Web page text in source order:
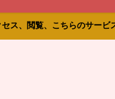
ス、閲覧、こちらのサー